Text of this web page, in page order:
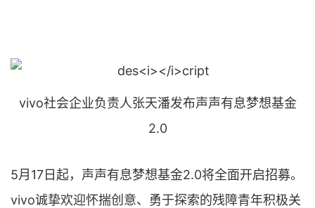
vivo社会企业负责人张天潘发布声声有息梦想基金
2.0
5月17日起，声声有息梦想基金2.0将全面开启招募。
vivo诚挚欢迎怀揣创意、勇于探索的残障青年积极关